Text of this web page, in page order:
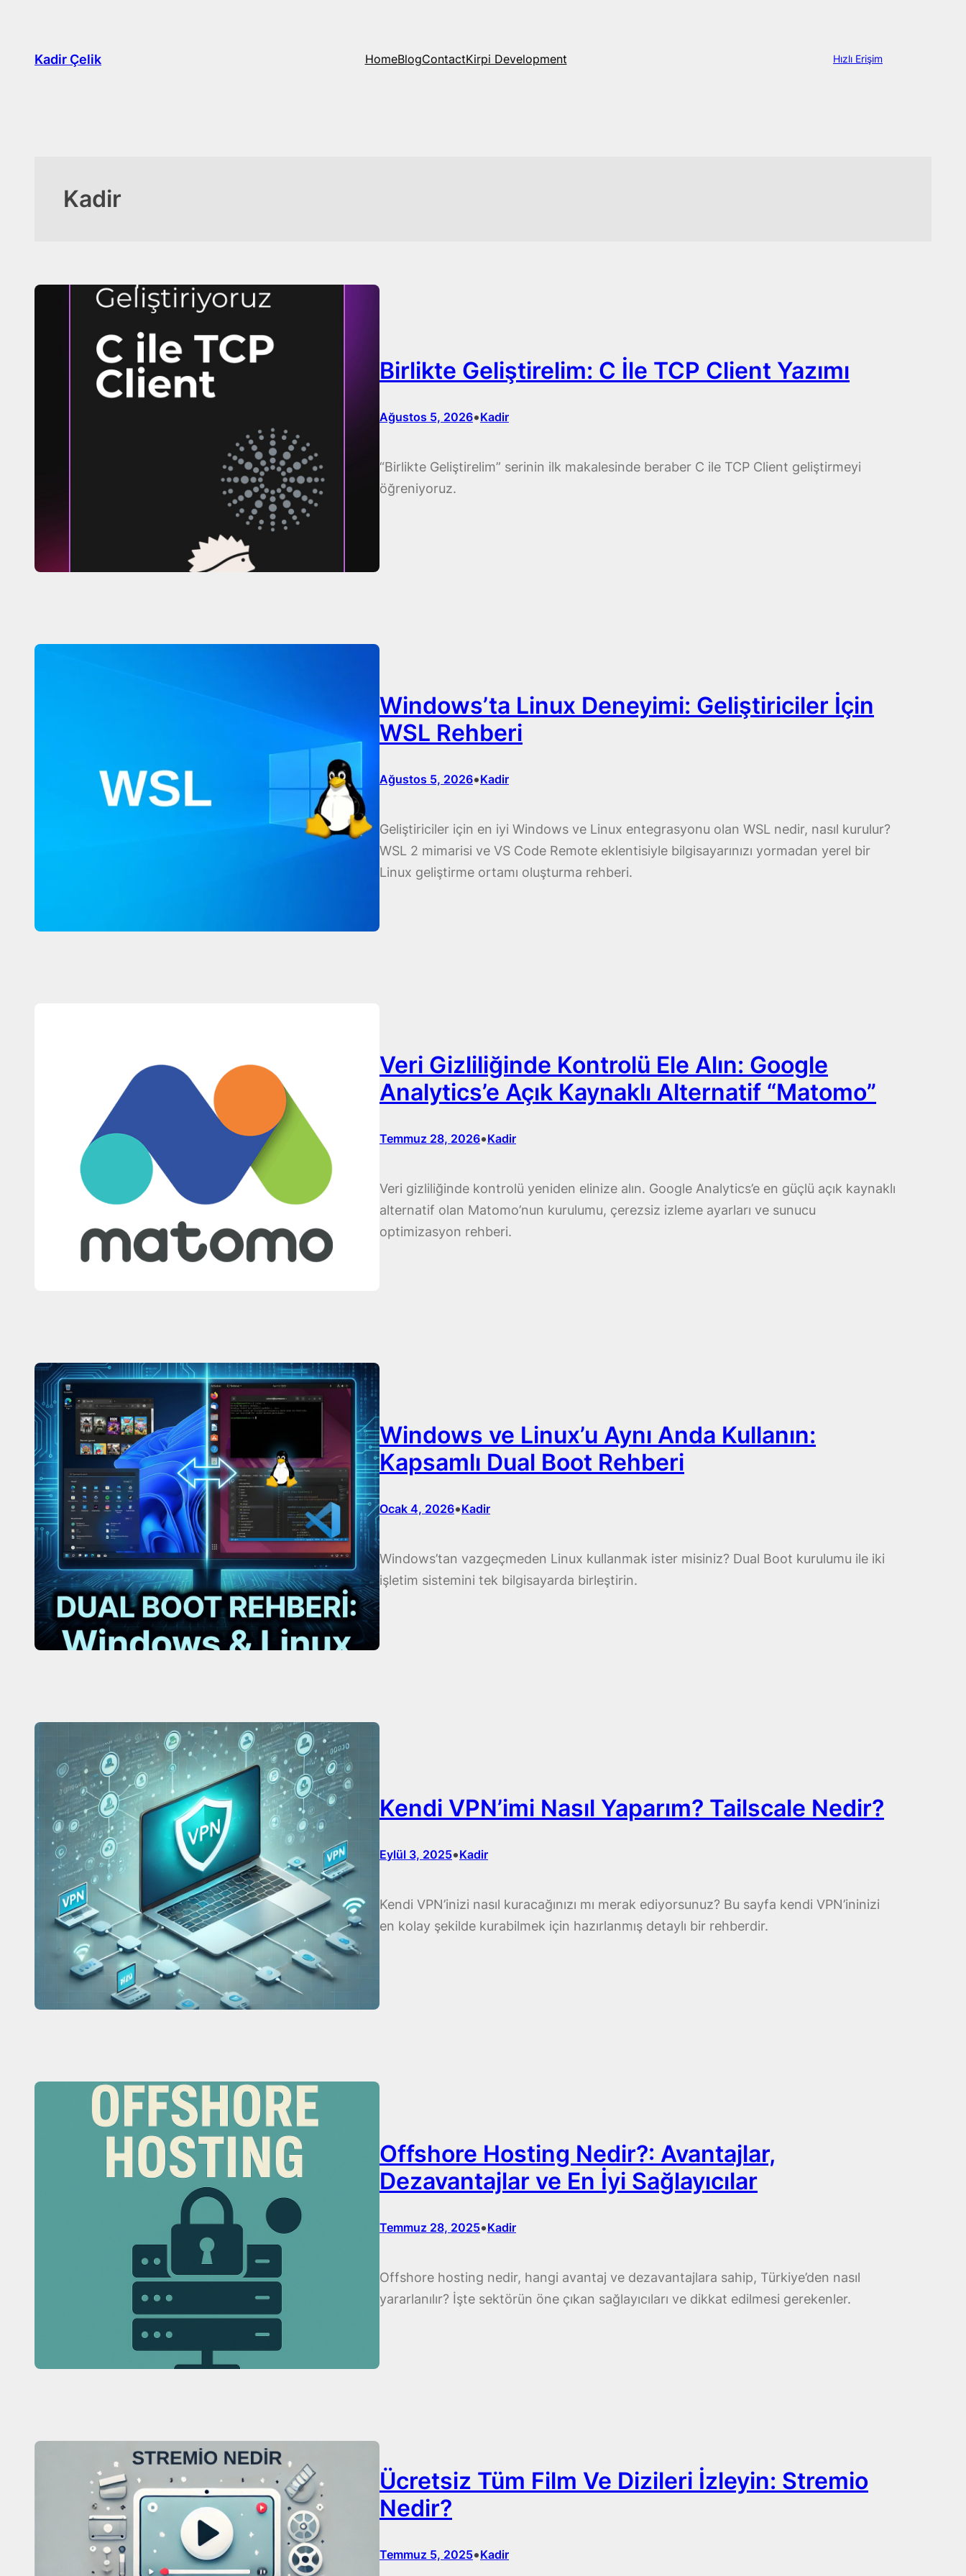
Kadir Çelik HomeBlogContactKirpi Development Hızlı Erişim
Kadir
Birlikte Geliştirelim: C İle TCP Client Yazımı
Ağustos 5, 2026•Kadir
“Birlikte Geliştirelim” serinin ilk makalesinde beraber C ile TCP Client geliştirmeyi
öğreniyoruz.
Windows’ta Linux Deneyimi: Geliştiriciler İçin
WSL Rehberi
Ağustos 5, 2026•Kadir
Geliştiriciler için en iyi Windows ve Linux entegrasyonu olan WSL nedir, nasıl kurulur?
WSL 2 mimarisi ve VS Code Remote eklentisiyle bilgisayarınızı yormadan yerel bir
Linux geliştirme ortamı oluşturma rehberi.
Veri Gizliliğinde Kontrolü Ele Alın: Google
Analytics’e Açık Kaynaklı Alternatif “Matomo”
Temmuz 28, 2026•Kadir
Veri gizliliğinde kontrolü yeniden elinize alın. Google Analytics’e en güçlü açık kaynaklı
alternatif olan Matomo’nun kurulumu, çerezsiz izleme ayarları ve sunucu
optimizasyon rehberi.
Windows ve Linux’u Aynı Anda Kullanın:
Kapsamlı Dual Boot Rehberi
Ocak 4, 2026•Kadir
Windows’tan vazgeçmeden Linux kullanmak ister misiniz? Dual Boot kurulumu ile iki
işletim sistemini tek bilgisayarda birleştirin.
Kendi VPN’imi Nasıl Yaparım? Tailscale Nedir?
Eylül 3, 2025•Kadir
Kendi VPN’inizi nasıl kuracağınızı mı merak ediyorsunuz? Bu sayfa kendi VPN’ininizi
en kolay şekilde kurabilmek için hazırlanmış detaylı bir rehberdir.
Offshore Hosting Nedir?: Avantajlar,
Dezavantajlar ve En İyi Sağlayıcılar
Temmuz 28, 2025•Kadir
Offshore hosting nedir, hangi avantaj ve dezavantajlara sahip, Türkiye’den nasıl
yararlanılır? İşte sektörün öne çıkan sağlayıcıları ve dikkat edilmesi gerekenler.
Ücretsiz Tüm Film Ve Dizileri İzleyin: Stremio
Nedir?
Temmuz 5, 2025•Kadir